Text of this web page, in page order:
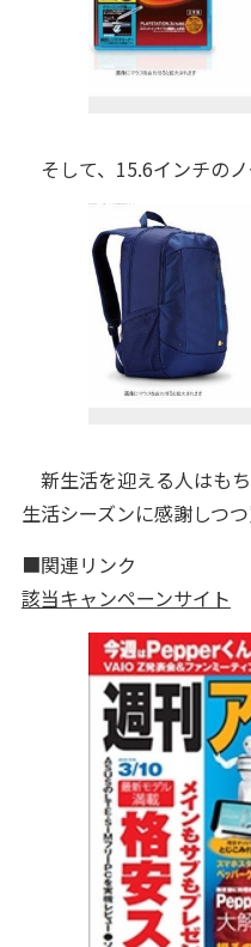
そして、15.6インチのノ
新生活を迎える人はも
生活シーズンに感謝しつ
■関連リンク
該当キャンペーンサイト